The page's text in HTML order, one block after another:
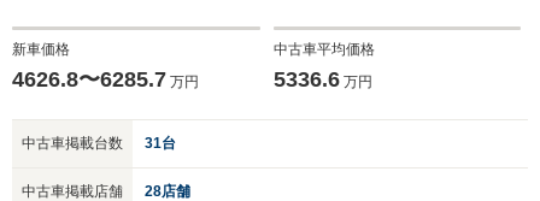
新車価格
4626.8〜6285.7 万円
中古車平均価格
5336.6万円
中古車掲載台数 31台
中古車掲載店舗 28店舗